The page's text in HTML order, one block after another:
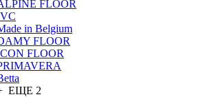
FLOOR
in Belgium
FLOOR
FLOOR
ЕЩЕ 2